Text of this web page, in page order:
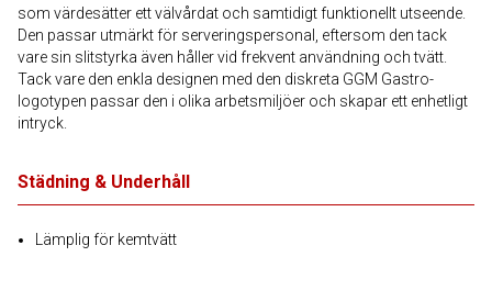
som värdesätter ett välvårdat och samtidigt funktionellt utseende.
Den passar utmärkt för serveringspersonal, eftersom den tack
vare sin slitstyrka även håller vid frekvent användning och tvätt.
Tack vare den enkla designen med den diskreta GGM Gastro-
logotypen passar den i olika arbetsmiljöer och skapar ett enhetligt
intryck.
Städning & Underhåll
Lämplig för kemtvätt